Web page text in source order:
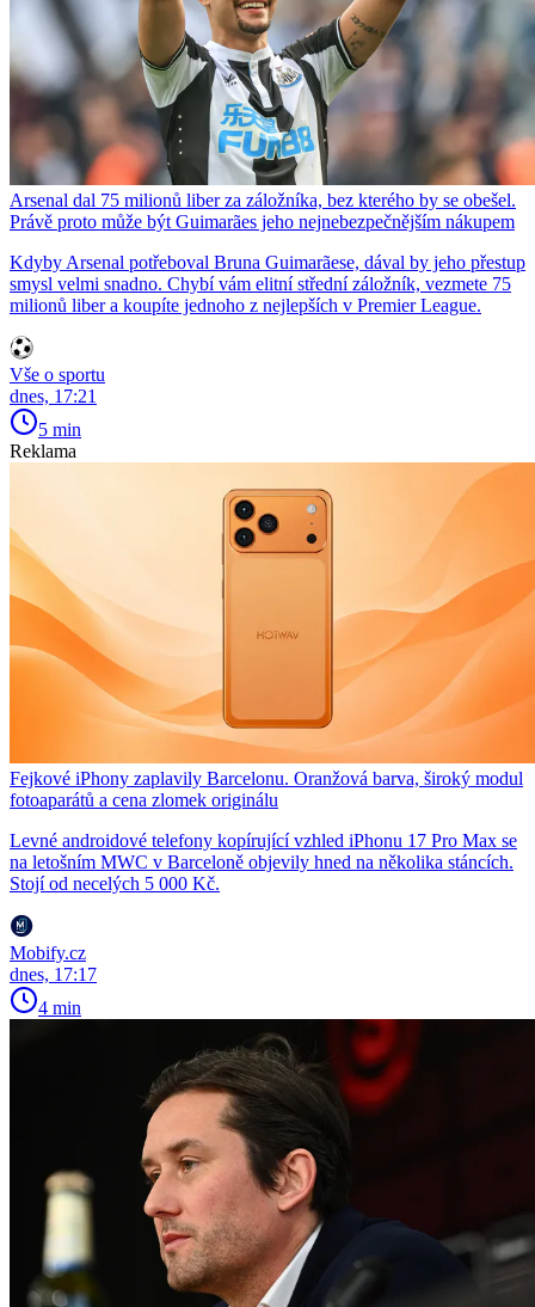
Arsenal dal 75 milionů liber za záložníka, bez kterého by se obešel.
Právě proto může být Guimarães jeho nejnebezpečnějším nákupem
Kdyby Arsenal potřeboval Bruna Guimarãese, dával by jeho přestup
smysl velmi snadno. Chybí vám elitní střední záložník, vezmete 75
milionů liber a koupíte jednoho z nejlepších v Premier League.
Vše o sportu
dnes, 17:21
5 min
Reklama
Fejkové iPhony zaplavily Barcelonu. Oranžová barva, široký modul
fotoaparátů a cena zlomek originálu
Levné androidové telefony kopírující vzhled iPhonu 17 Pro Max se
na letošním MWC v Barceloně objevily hned na několika stáncích.
Stojí od necelých 5 000 Kč.
Mobify.cz
dnes, 17:17
4 min